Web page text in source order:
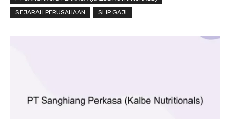
SEJARAH PERUSAHAAN
SLIP GAJI